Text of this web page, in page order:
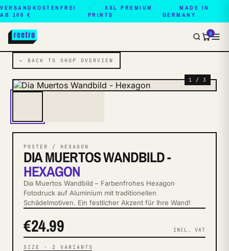
VERSANDKOSTENFREI
AB 100 €
XXL PREMIUM
PRINTS
MADE IN
GERMANY
0
← BACK TO SHOP OVERVIEW
1 / 3
POSTER / HEXAGON
DIA MUERTOS WANDBILD -
HEXAGON
Dia Muertos Wandbild – Farbenfrohes Hexagon
Fotodruck auf Aluminium mit traditionellen
Schädelmotiven. Ein festlicher Akzent für Ihre Wand!
€24.99 INCL. VAT
SIZE · 2 VARIANTS